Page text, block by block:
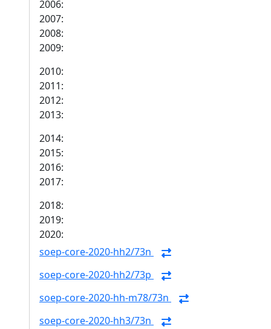
2006:
2007:
2008:
2009:
2010:
2011:
2012:
2013:
2014:
2015:
2016:
2017:
2018:
2019:
2020:
soep-core-2020-hh2/73n
soep-core-2020-hh2/73p
soep-core-2020-hh-m78/73n
soep-core-2020-hh3/73n